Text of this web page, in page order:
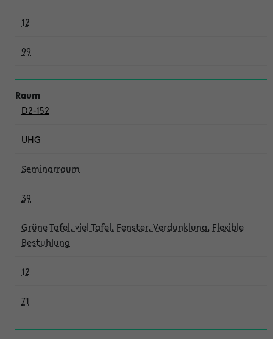
12
99
D2-152
UHG
Seminarraum
39
Grüne Tafel, viel Tafel, Fenster, Verdunklung, Flexible
Bestuhlung
12
71